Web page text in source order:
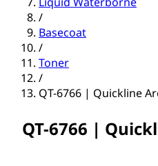
/
Basecoat
/
Toner
/
QT-6766 | Quickline
QT-6766 |